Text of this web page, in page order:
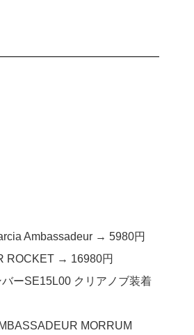
Ambassadeur → 5980円
ROCKET → 16980円
ーSE15L00 クリアノブ装着
MORRUM